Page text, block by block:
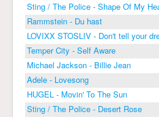
Sting / The Police - Shape Of My
Rammstein - Du hast
LOVIXX STOSLIV - Don't tell your
Temper City - Self Aware
Michael Jackson - Billie Jean
Adele - Lovesong
HUGEL - Movin' To The Sun
Sting / The Police - Desert Rose